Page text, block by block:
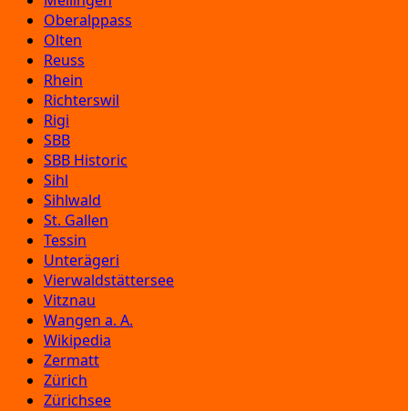
Oberalppass
Olten
Reuss
Rhein
Richterswil
Rigi
SBB
SBB Historic
Sihl
Sihlwald
St. Gallen
Tessin
Unterägeri
Vierwaldstättersee
Vitznau
Wangen a. A.
Wikipedia
Zermatt
Zürich
Zürichsee